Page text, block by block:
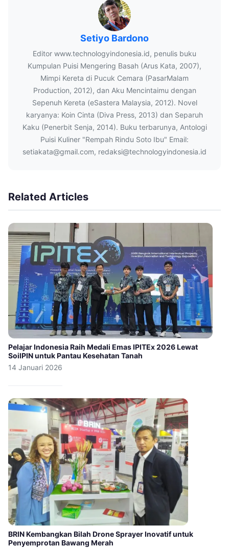
Setiyo Bardono
Editor www.technologyindonesia.id, penulis buku
Kumpulan Puisi Mengering Basah (Arus Kata, 2007),
Mimpi Kereta di Pucuk Cemara (PasarMalam
Production, 2012), dan Aku Mencintaimu dengan
Sepenuh Kereta (eSastera Malaysia, 2012). Novel
karyanya: Koin Cinta (Diva Press, 2013) dan Separuh
Kaku (Penerbit Senja, 2014). Buku terbarunya, Antologi
Puisi Kuliner "Rempah Rindu Soto Ibu" Email:
setiakata@gmail.com, redaksi@technologyindonesia.id
Related Articles
Pelajar Indonesia Raih Medali Emas IPITEx 2026 Lewat
SoilPIN untuk Pantau Kesehatan Tanah
14 Januari 2026
BRIN Kembangkan Bilah Drone Sprayer Inovatif untuk
Penyemprotan Bawang Merah